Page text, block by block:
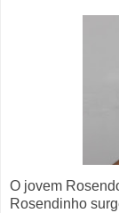
O jovem
Rosendinho